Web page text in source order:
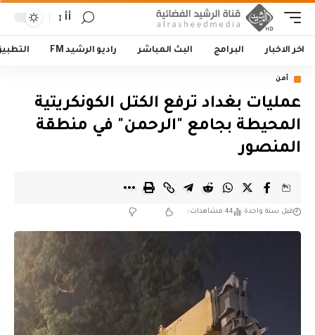
أأ
اخر الاخبار البرامج البث المباشر راديو الرشيد FM
أمن
عمليات بغداد ترفع الكتل الكونكريتية
المحيطة بجامع "الرحمن" في منطقة
المنصور
قبل سنة واحدة 44 مشاهدات